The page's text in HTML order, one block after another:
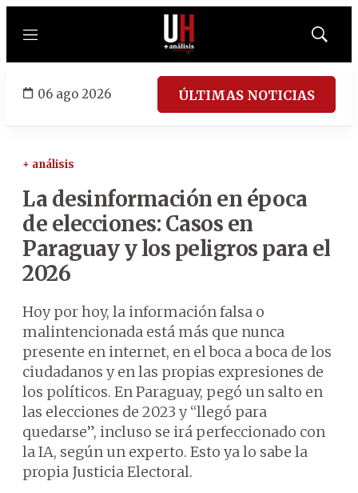
Menú
Mostrar
06 ago 2026 ÚLTIMAS NOTICIAS
+ análisis
La desinformación en época
de elecciones: Casos en
Paraguay y los peligros para el
2026
Hoy por hoy, la información falsa o
malintencionada está más que nunca
presente en internet, en el boca a boca de los
ciudadanos y en las propias expresiones de
los políticos. En Paraguay, pegó un salto en
las elecciones de 2023 y “llegó para
quedarse”, incluso se irá perfeccionado con
la IA, según un experto. Esto ya lo sabe la
propia Justicia Electoral.